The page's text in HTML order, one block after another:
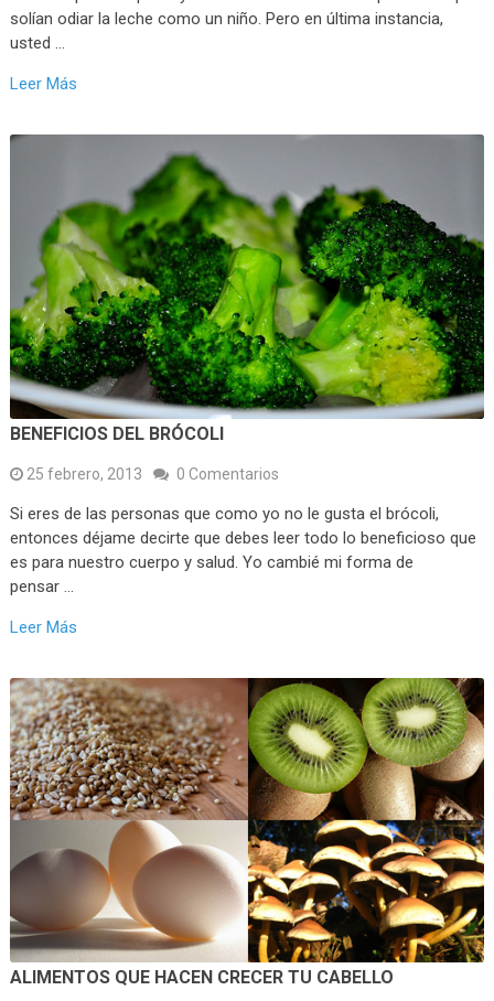
solían odiar la leche como un niño. Pero en última instancia,
usted …
Leer Más
BENEFICIOS DEL BRÓCOLI
25 febrero, 2013 0 Comentarios
Si eres de las personas que como yo no le gusta el brócoli,
entonces déjame decirte que debes leer todo lo beneficioso que
es para nuestro cuerpo y salud. Yo cambié mi forma de
pensar …
Leer Más
ALIMENTOS QUE HACEN CRECER TU CABELLO